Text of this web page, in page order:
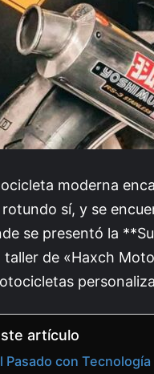
moderna
sí, y se
se presentó la
taller de «Haxch
artículo
Pasado con